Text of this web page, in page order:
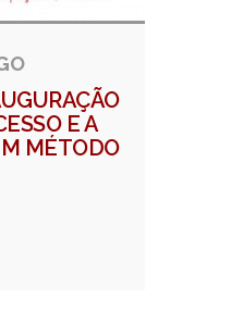
E A
MÉTODO